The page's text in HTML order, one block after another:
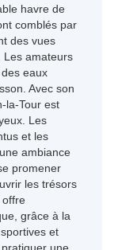
havre de
comblés par
des vues
Les amateurs
eaux
Avec son
la-Tour est
Les
et les
ambiance
promener
les trésors
offre
grâce à la
et